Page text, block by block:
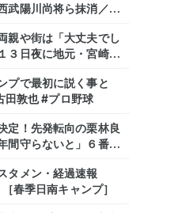
武陽川尚将ら抹消／２
親や街は「大丈夫でし
日夜に地元・宮崎県
プで最初に説く事と
敦也 #プロ野球
定！先発転向の栗林良
間守らないと」６番手
タメン・経過速報
春季日南キャンプ］